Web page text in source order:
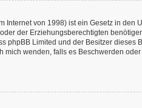
von 1998) ist ein Gesetz in den
der Erziehungsberechtigten
phpBB Limited und der Besitzer dieses
wenden, falls es Beschwerden